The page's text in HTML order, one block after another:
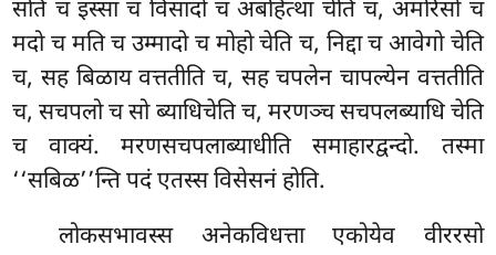
सति च इस्सा च विसादो च अबहित्था चेति च, अमरिसो च
मदो च मति च उम्मादो च मोहो चेति च, निद्दा च आवेगो चेति
च, सह बिळाय वत्ततीति च, सह चपलेन चापल्येन वत्ततीति
च, सचपलो च सो ब्याधिचेति च, मरणञ्च सचपलब्याधि चेति
च वाक्यं. मरणसचपलाब्याधीति समाहारद्वन्दो. तस्मा
‘‘सबिळ’’न्ति पदं एतस्स विसेसनं होति.
लोकसभावस्स अनेकविधत्ता एकोयेव वीररसो